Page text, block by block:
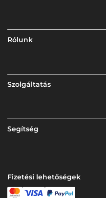
Rólunk
Szolgáltatás
Segítség
Fizetési lehetőségek